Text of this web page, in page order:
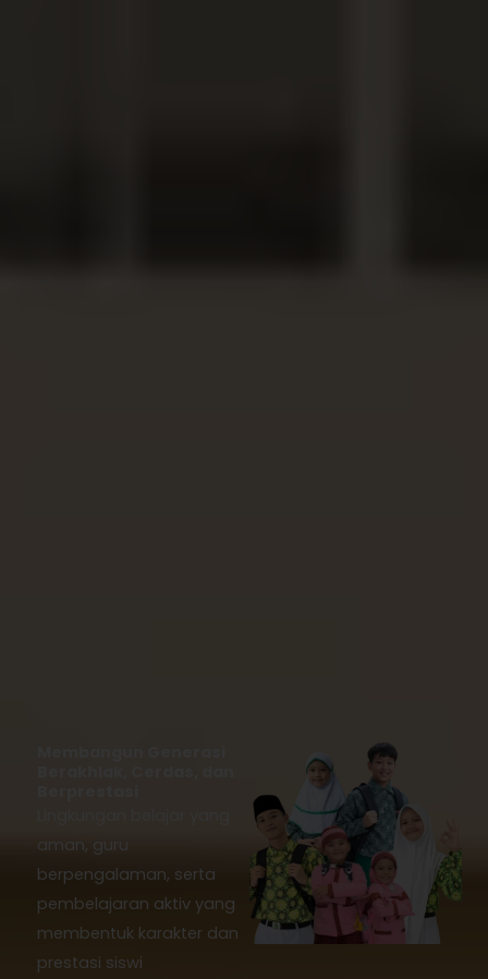
aman, guru
berpengalaman, serta
pembelajaran aktiv yang
membentuk karakter dan
prestasi siswi